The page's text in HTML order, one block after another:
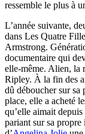
ressemble le plus à
L’année suivante,
dans Les Quatre
Armstrong.
documentaire qui
elle-même. Alien, la
Ripley. À la fin des
dû déboucher sur sa
place, elle a acheté
qu’elle aimait
pariant sur sa